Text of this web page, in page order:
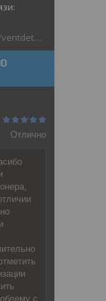
https://www.instagram.com/ventdetal_grodno/
Отлично
с